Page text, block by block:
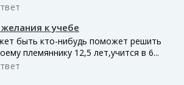
к учебе
быть кто-нибудь поможет решить
племяннику 12,5 лет,учится в 6...